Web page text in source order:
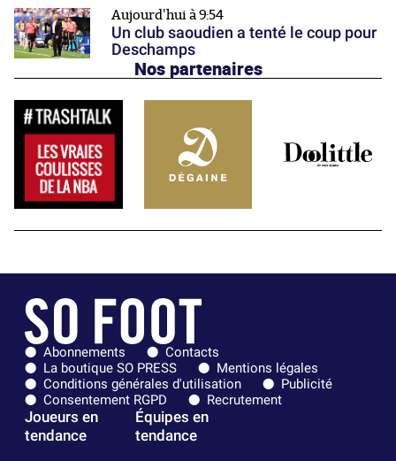
Aujourd'hui à 9:54
Un club saoudien a tenté le coup pour
Deschamps
Nos partenaires
Abonnements
Contacts
La boutique SO PRESS
Mentions légales
Conditions générales d'utilisation
Publicité
Consentement RGPD
Recrutement
Joueurs en
tendance
Équipes en
tendance